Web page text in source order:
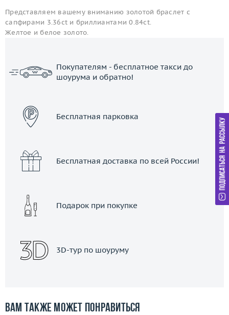
Представляем вашему вниманию золотой браслет с
сапфирами 3.36ct и бриллиантами 0.84ct.
Желтое и белое золото.
Покупателям - бесплатное такси до
шоурума и обратно!
Бесплатная парковка
Бесплатная доставка по всей России!
Подарок при покупке
3D-тур по шоуруму
Вам также может понравиться